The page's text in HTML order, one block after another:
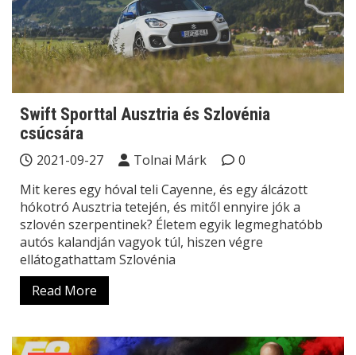
Swift Sporttal Ausztria és Szlovénia
csúcsára
2021-09-27 Tolnai Márk
0
Mit keres egy hóval teli Cayenne, és egy álcázott
hókotró Ausztria tetején, és mitől ennyire jók a
szlovén szerpentinek? Életem egyik legmeghatóbb
autós kalandján vagyok túl, hiszen végre
ellátogathattam Szlovénia
Read More